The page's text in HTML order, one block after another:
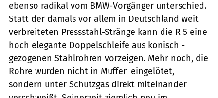
ebenso radikal vom BMW-Vorgänger unterschied.
Statt der damals vor allem in Deutschland weit
verbreiteten Pressstahl-Stränge kann die R 5 eine
hoch elegante Doppelschleife aus konisch ­
gezogenen Stahlrohren vorzeigen. Mehr noch, die
Rohre wurden nicht in Muffen eingelötet,
sondern unter Schutzgas direkt miteinander